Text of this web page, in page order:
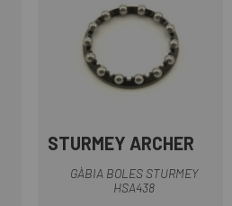
STURMEY ARCHER
GÀBIA BOLES STURMEY
HSA438